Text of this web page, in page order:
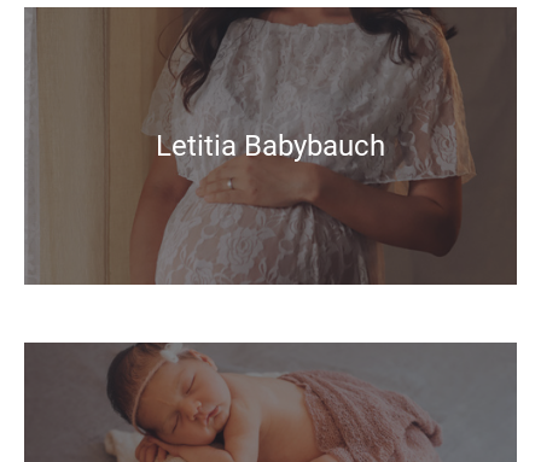
Letitia Babybauch